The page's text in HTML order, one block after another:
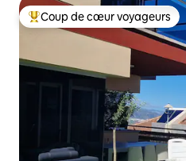
Coups de cœur voyageurs les
Coup de cœur voyageurs